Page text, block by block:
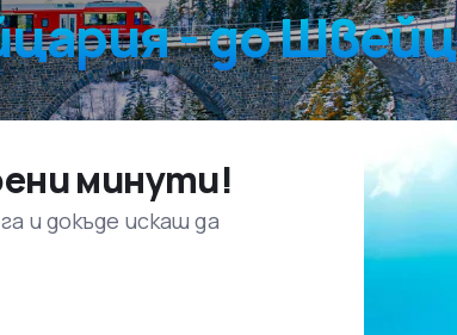
- до
минути!
и докъде искаш да